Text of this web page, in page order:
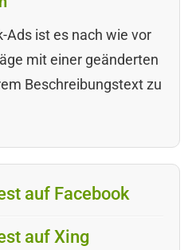
Ads ist es nach wie vor
mit einer geänderten
Beschreibungstext zu
auf Facebook
auf Xing